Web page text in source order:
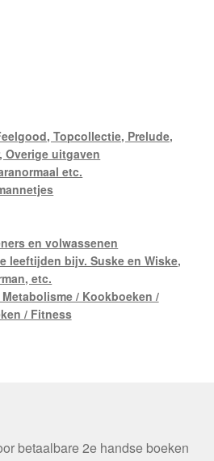
Topcollectie, Prelude,
Overige uitgaven
etc.
en volwassenen
leeftijden bijv. Suske en Wiske,
etc.
/ Kookboeken /
/ Fitness
betaalbare 2e handse boeken